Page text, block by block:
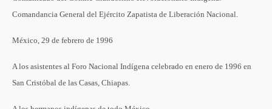
Comandancia General del Ejército Zapatista de Liberación Nacional.
México, 29 de febrero de 1996
A los asistentes al Foro Nacional Indígena celebrado en enero de 1996 en
San Cristóbal de las Casas, Chiapas.